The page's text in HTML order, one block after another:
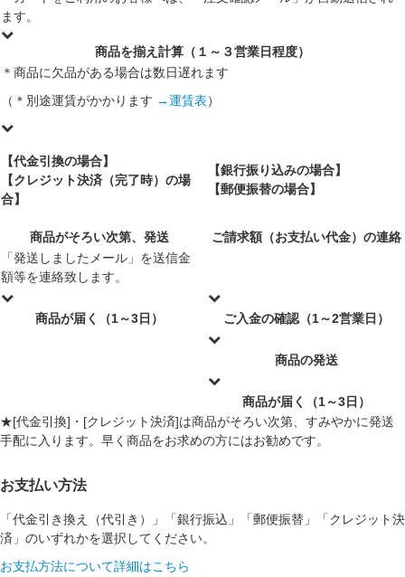
ます。
商品を揃え計算（１～３営業日程度）
＊商品に欠品がある場合は数日遅れます
（＊別途運賃がかかります →運賃表）
【代金引換の場合】
【クレジット決済（完了時）の場
合】
【銀行振り込みの場合】
【郵便振替の場合】
商品がそろい次第、発送
ご請求額（お支払い代金）の連絡
「発送しましたメール」を送信金
額等を連絡致します。
商品が届く（1～3日） ご入金の確認（1～2営業日）
商品の発送
商品が届く（1～3日）
★[代金引換]・[クレジット決済]は商品がそろい次第、すみやかに発送
手配に入ります。早く商品をお求めの方にはお勧めです。
お支払い方法
「代金引き換え（代引き）」「銀行振込」「郵便振替」「クレジット決
済」のいずれかを選択してください。
お支払方法について詳細はこちら